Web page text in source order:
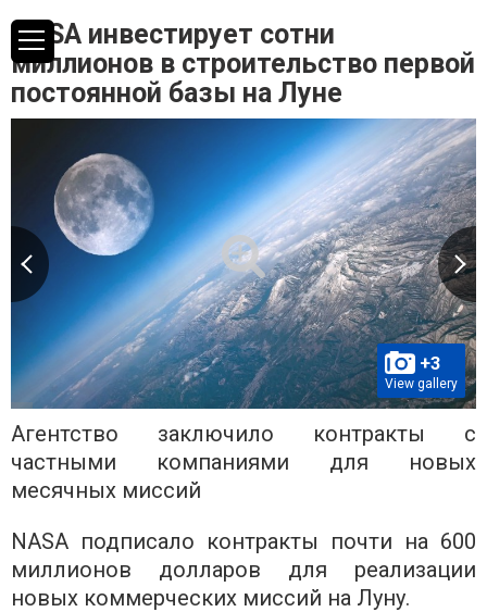
NASA инвестирует сотни
миллионов в строительство первой
постоянной базы на Луне
+3
View gallery
Агентство заключило контракты с
частными компаниями для новых
месячных миссий
NASA подписало контракты почти на 600
миллионов долларов для реализации
новых коммерческих миссий на Луну.